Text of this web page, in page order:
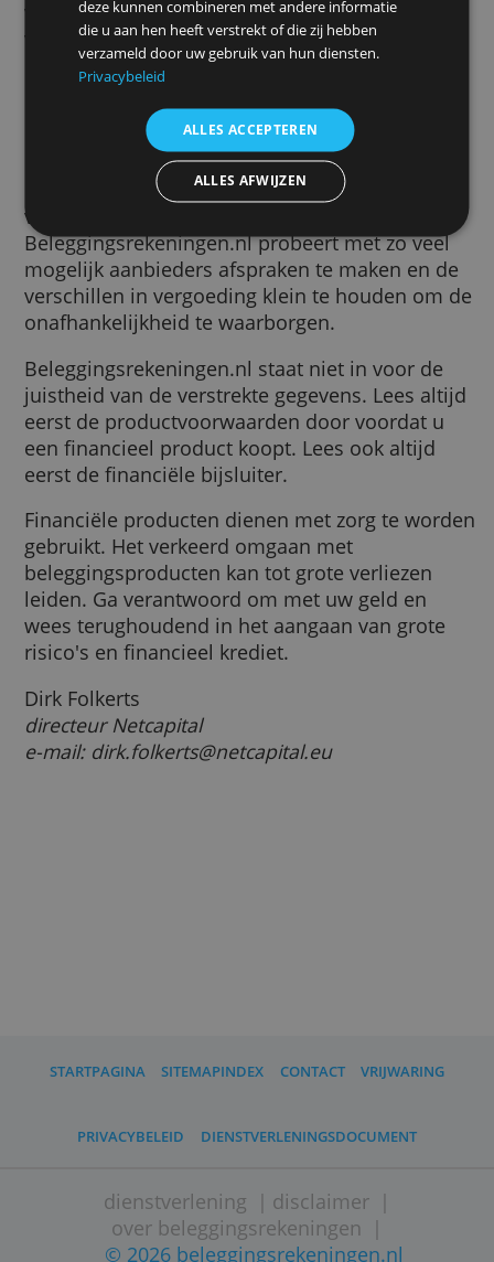
Beleggingsrekeningen.nl is geen financieel
adviseur en levert u dan ook geen
beleggingsadvies. Wilt u financieel advies,
dan contact op met een gecertificeerd
planner of andere specialist.
Beleggingsrekeningen.nl is in zijn oordeel
volledig onafhankelijk. Van onder meer de
volgende financiële instellingen ontvangen
een provisie: DeGiro, FlatexBinck, Lynx
Moneyou, ABN Amro, SNS, ASN Bank, Brand
New Day, Nationale-Nederlanden, Centraal
Beheer en Robeco.
De provisie wordt bijna altijd bepaald op
van een vergoeding per nieuwe klant.
Beleggingsrekeningen.nl probeert met zo
mogelijk aanbieders afspraken te maken
verschillen in vergoeding klein te houden
onafhankelijkheid te waarborgen.
Beleggingsrekeningen.nl staat niet in voor
eerst de productvoorwaarden door voordat
een financieel product koopt. Lees ook
eerst de financiële bijsluiter.
e-mail: dirk.folkerts@netcapital.eu
Deze website maakt gebruik van
cookies.
We gebruiken cookies om inhoud en advertenties
te personaliseren en om ons verkeer te analyseren.
We delen ook informatie over uw gebruik van onze
deze kunnen combineren met andere informatie
die u aan hen heeft verstrekt of die zij hebben
verzameld door uw gebruik van hun diensten.
Privacybeleid
ALLES ACCEPTEREN
ALLES AFWIJZEN